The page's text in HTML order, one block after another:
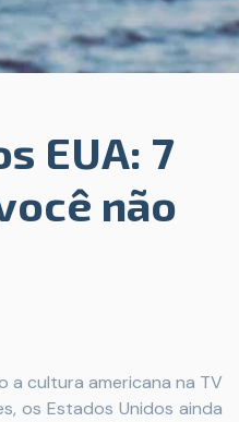
EUA: 7
não
a cultura americana na TV
os Estados Unidos ainda